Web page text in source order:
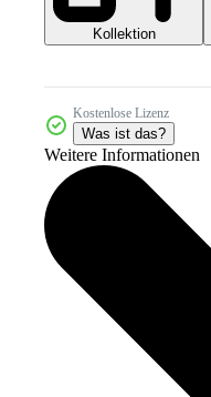
Kollektion
Kostenlose Lizenz
Was ist das?
Weitere Informationen